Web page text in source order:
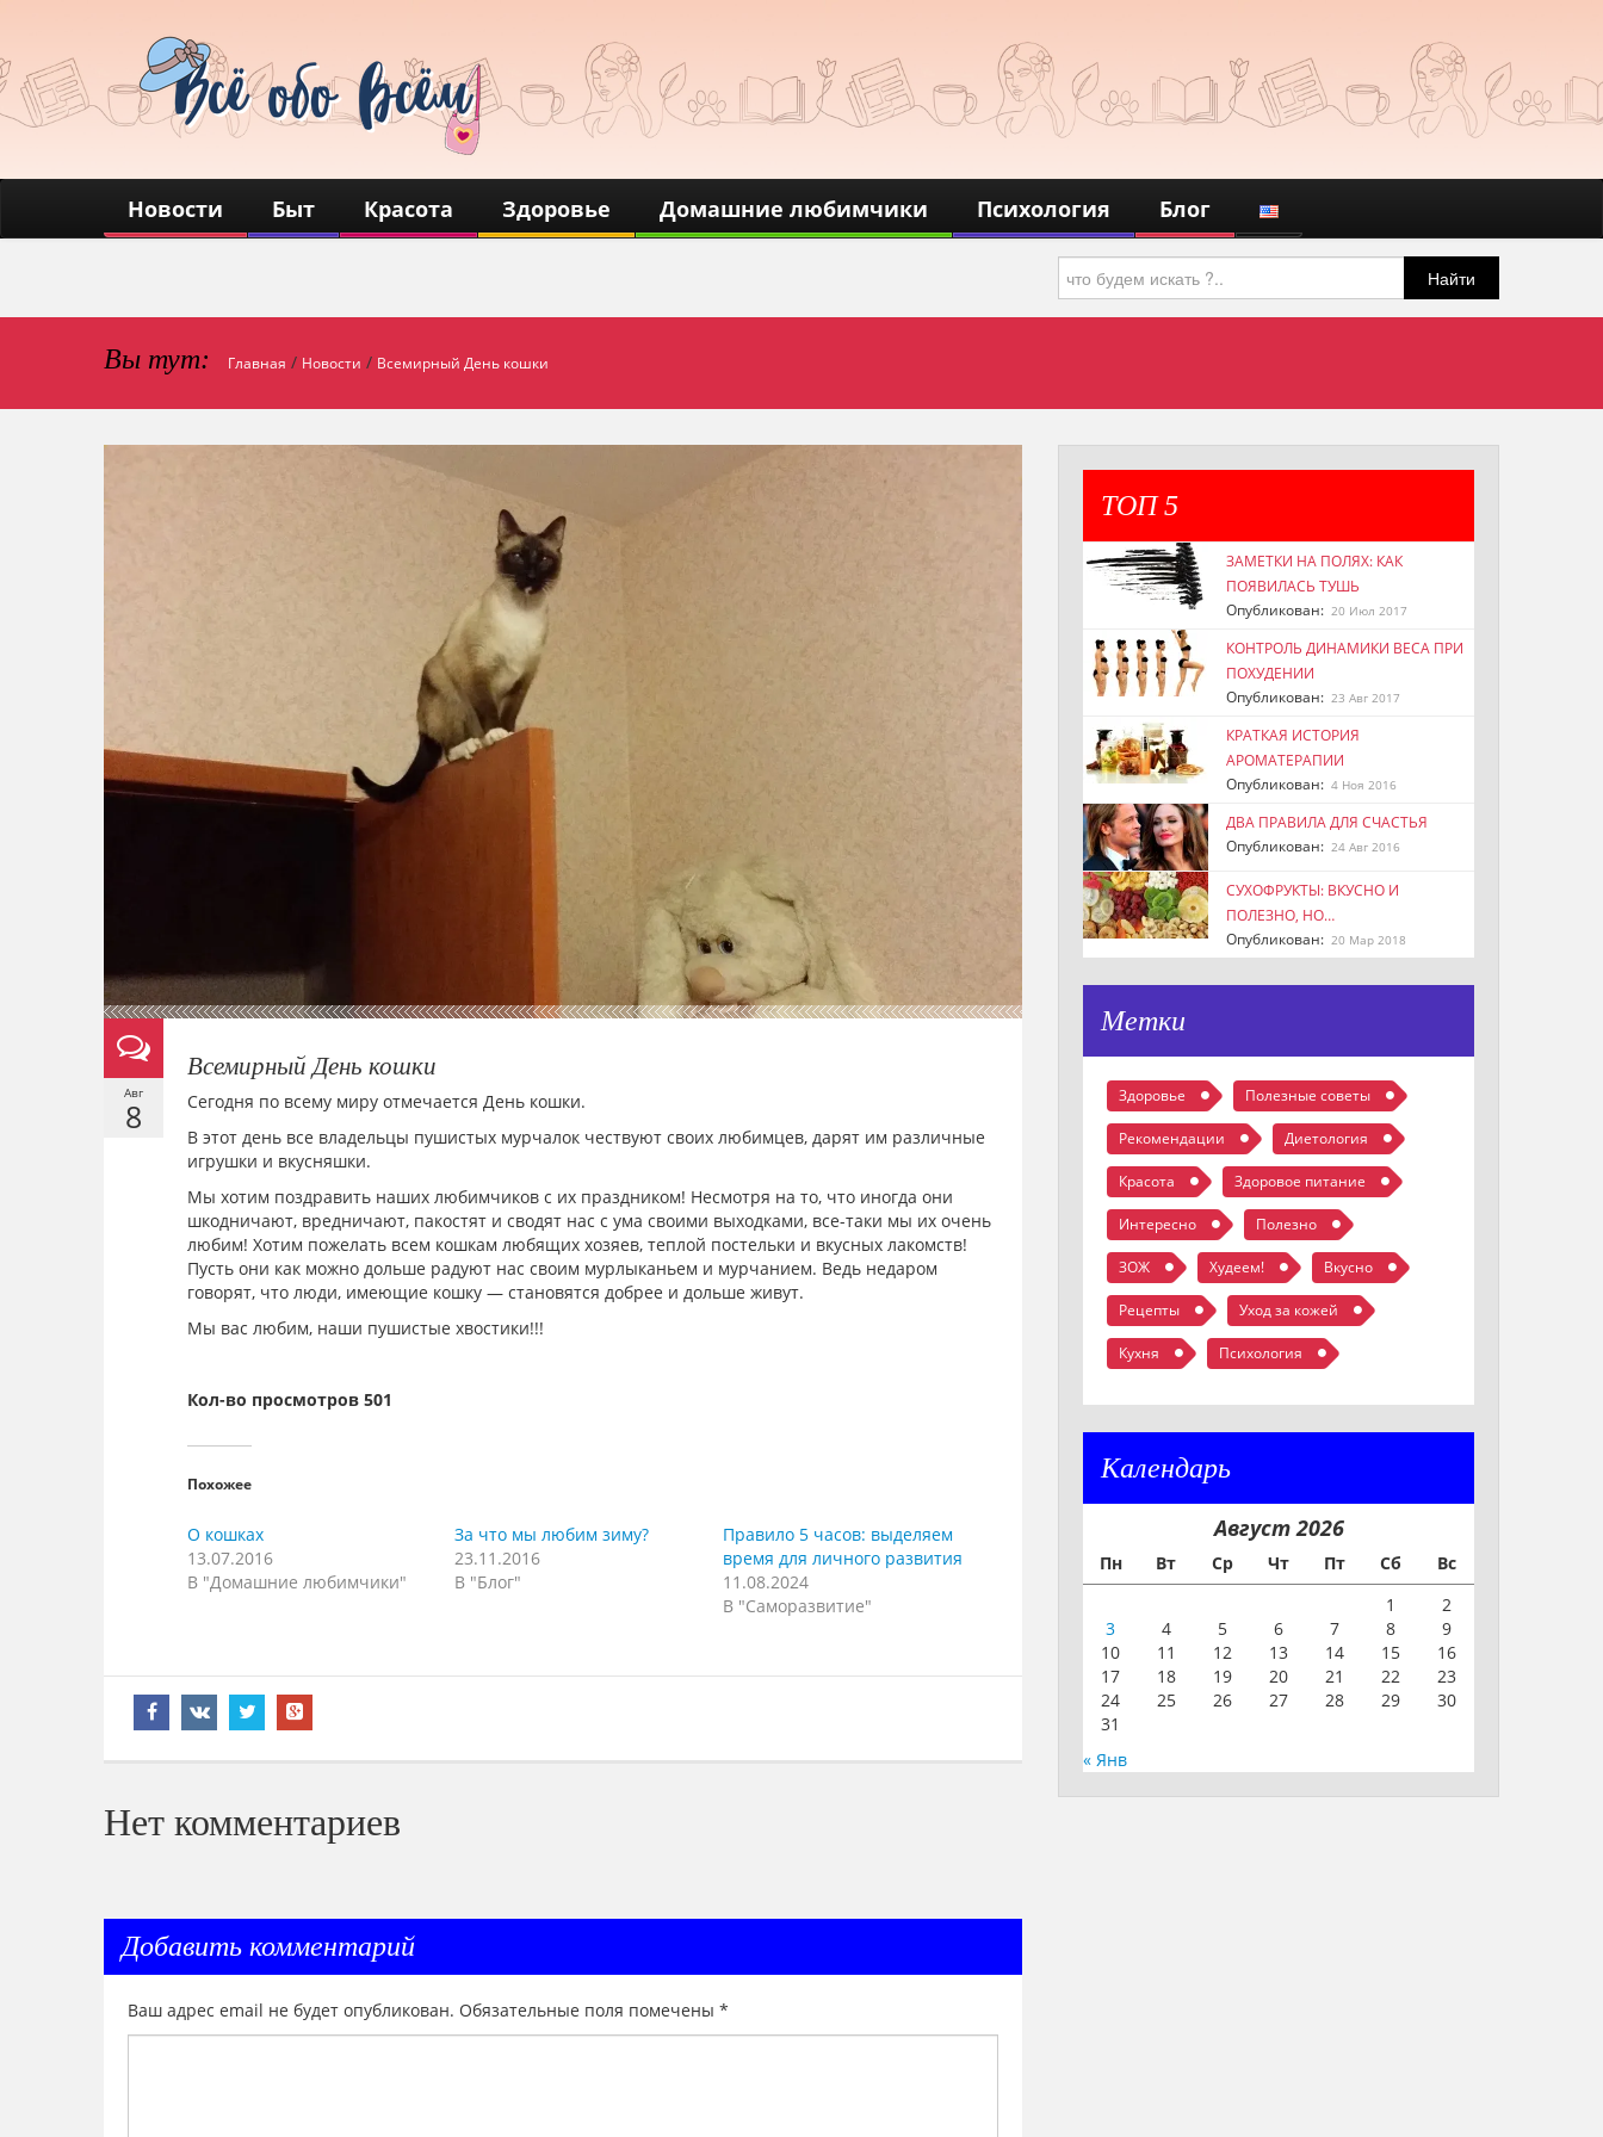
Новости Быт Красота Здоровье Домашние любимчики Психология Блог
Найти
Вы тут: Главная / Новости / Всемирный День кошки
Авг
8
Всемирный День кошки
Сегодня по всему миру отмечается День кошки.
В этот день все владельцы пушистых мурчалок чествуют своих любимцев, дарят им различные
игрушки и вкусняшки.
Мы хотим поздравить наших любимчиков с их праздником! Несмотря на то, что иногда они
шкодничают, вредничают, пакостят и сводят нас с ума своими выходками, все-таки мы их очень
любим! Хотим пожелать всем кошкам любящих хозяев, теплой постельки и вкусных лакомств!
Пусть они как можно дольше радуют нас своим мурлыканьем и мурчанием. Ведь недаром
говорят, что люди, имеющие кошку — становятся добрее и дольше живут.
Мы вас любим, наши пушистые хвостики!!!
Кол-во просмотров 501
Похожее
О кошках
13.07.2016
В "Домашние любимчики"
За что мы любим зиму?
23.11.2016
В "Блог"
Правило 5 часов: выделяем
время для личного развития
11.08.2024
В "Саморазвитие"
Нет комментариев
Добавить комментарий
Ваш адрес email не будет опубликован. Обязательные поля помечены *
ТОП 5
ЗАМЕТКИ НА ПОЛЯХ: КАК
ПОЯВИЛАСЬ ТУШЬ
Опубликован: 20 Июл 2017
КОНТРОЛЬ ДИНАМИКИ ВЕСА ПРИ
ПОХУДЕНИИ
Опубликован: 23 Авг 2017
КРАТКАЯ ИСТОРИЯ
АРОМАТЕРАПИИ
Опубликован: 4 Ноя 2016
ДВА ПРАВИЛА ДЛЯ СЧАСТЬЯ
Опубликован: 24 Авг 2016
СУХОФРУКТЫ: ВКУСНО И
ПОЛЕЗНО, НО…
Опубликован: 20 Мар 2018
Метки
Здоровье Полезные советы
Рекомендации Диетология
Красота Здоровое питание
Интересно Полезно
ЗОЖ Худеем! Вкусно
Рецепты Уход за кожей
Кухня Психология
Календарь
Август 2026
Пн Вт Ср Чт Пт Сб
Вс
1
2
3
4 5 6 7 8
9
10
11 12 13 14 15
16
17
18 19 20 21 22
23
24
25 26 27 28 29
30
31
« Янв